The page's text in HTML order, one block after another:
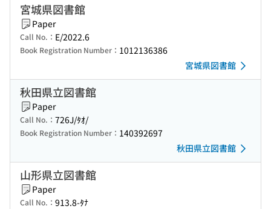
宮城県図書館
Paper
Call No.： E/2022.6
Book Registration Number： 1012136386
宮城県図書館
秋田県立図書館
Paper
Call No.： 726J/ﾀｵ/
Book Registration Number： 140392697
秋田県立図書館
山形県立図書館
Paper
Call No.： 913.8-ﾀﾅ